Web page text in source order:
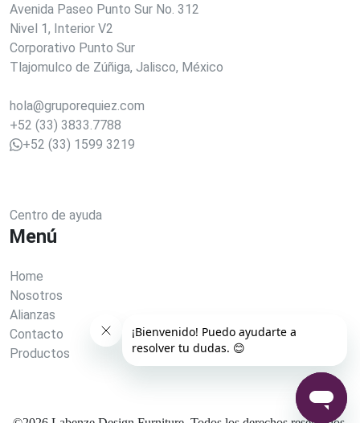
Avenida Paseo Punto Sur No. 312
Nivel 1, Interior V2
Corporativo Punto Sur
Tlajomulco de Zúñiga, Jalisco, México
hola@gruporequiez.com
+52 (33) 3833.7788
+52 (33) 1599 3219
Centro de ayuda
Menú
Home
Nosotros
Alianzas
Contacto
Productos